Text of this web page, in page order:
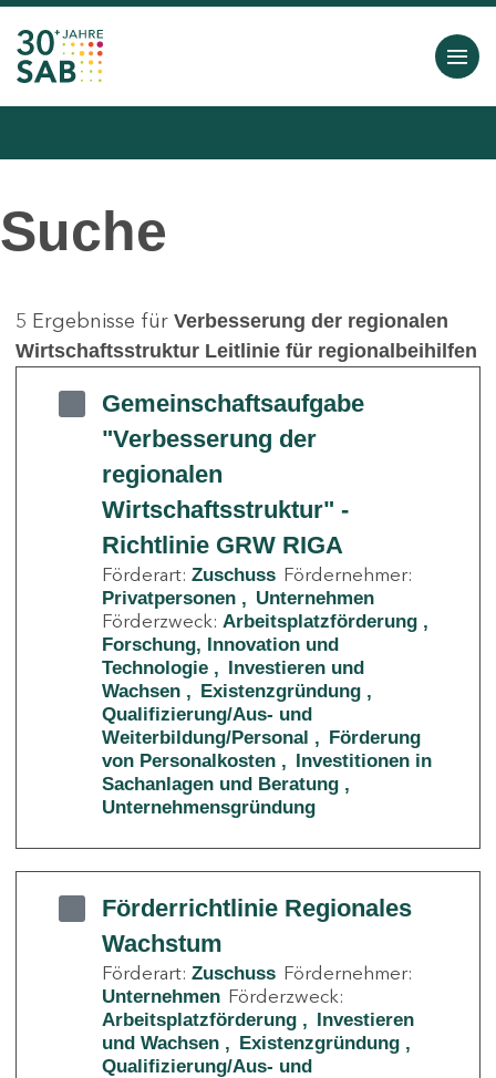
Suche
5 Ergebnisse für Verbesserung der regionalen
Wirtschaftsstruktur Leitlinie für regionalbeihilfen
Gemeinschaftsaufgabe
"Verbesserung der
regionalen
Wirtschaftsstruktur" -
Richtlinie GRW RIGA
Förderart: Zuschuss Fördernehmer:
Privatpersonen Unternehmen
Förderzweck: Arbeitsplatzförderung
Forschung, Innovation und
Technologie
Investieren und
Wachsen
Existenzgründung
Qualifizierung/Aus- und
Weiterbildung/Personal
Förderung
von Personalkosten
Investitionen in
Sachanlagen und Beratung
Unternehmensgründung
Förderrichtlinie Regionales
Wachstum
Förderart: Zuschuss Fördernehmer:
Unternehmen Förderzweck:
Arbeitsplatzförderung
Investieren
und Wachsen
Existenzgründung
Qualifizierung/Aus- und